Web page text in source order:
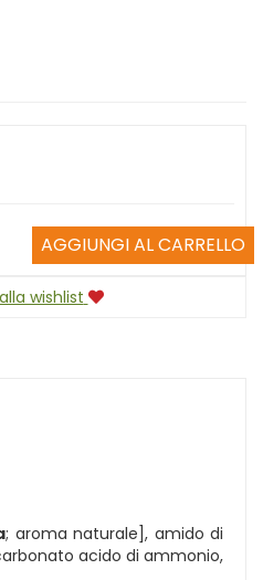
AGGIUNGI AL CARRELLO
wishlist
; aroma naturale], amido di
acido di ammonio,